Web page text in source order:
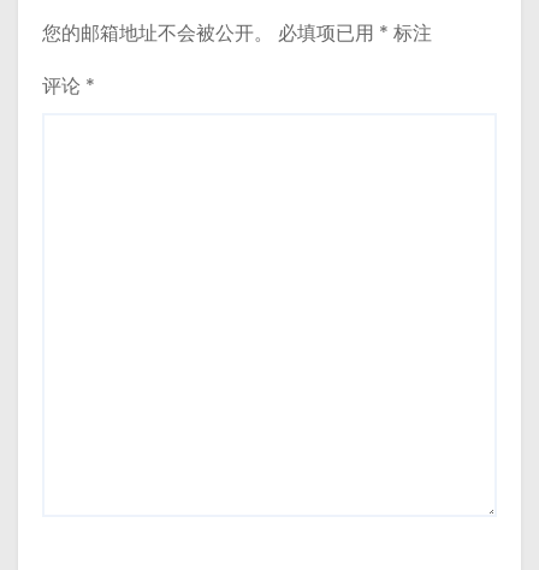
您的邮箱地址不会被公开。 必填项已用 * 标注
评论 *